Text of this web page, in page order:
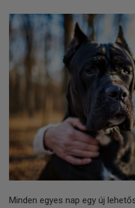
Minden egyes nap egy új